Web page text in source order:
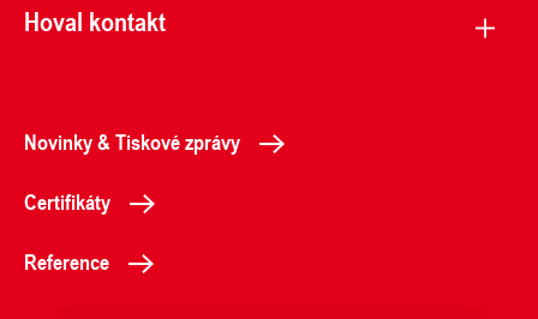
Hoval kontakt
Novinky & Tiskové zprávy
Certifikáty
Reference